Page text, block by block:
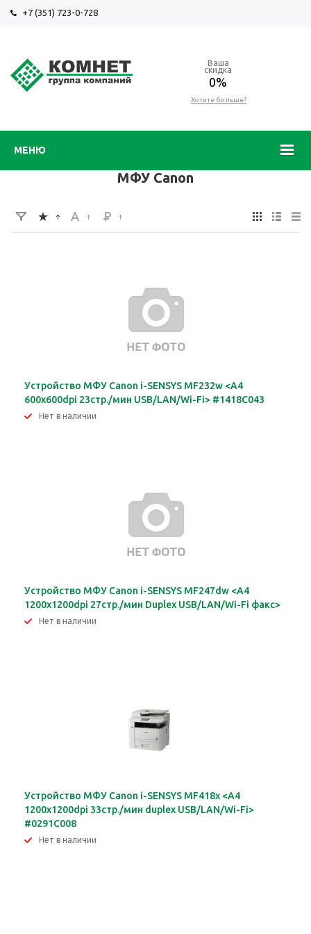
+7 (351) 723-0-728
МЕНЮ
Ваша
скидка
0%
Хотите больше?
МФУ Canon
Устройство МФУ Canon i-SENSYS MF232w <A4
600х600dpi 23стр./мин USB/LAN/Wi-Fi> #1418C043
Нет в наличии
Устройство МФУ Canon i-SENSYS MF247dw <A4
1200х1200dpi 27стр./мин Duplex USB/LAN/Wi-Fi факс>
Нет в наличии
Устройство МФУ Canon i-SENSYS MF418x <A4
1200х1200dpi 33стр./мин duplex USB/LAN/Wi-Fi>
#0291C008
Нет в наличии